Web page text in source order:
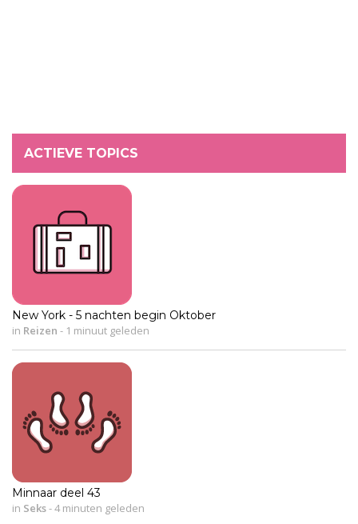
ACTIEVE TOPICS
New York - 5 nachten begin Oktober
in Reizen - 1 minuut geleden
Minnaar deel 43
in Seks-4 minuten geleden